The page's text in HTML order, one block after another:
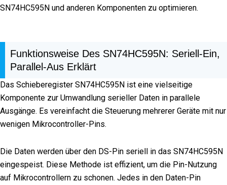
SN74HC595N und anderen Komponenten zu optimieren.
Funktionsweise Des SN74HC595N: Seriell-Ein,
Parallel-Aus Erklärt
Das Schieberegister SN74HC595N ist eine vielseitige
Komponente zur Umwandlung serieller Daten in parallele
Ausgänge. Es vereinfacht die Steuerung mehrerer Geräte mit nur
wenigen Mikrocontroller-Pins.
Die Daten werden über den DS-Pin seriell in das SN74HC595N
eingespeist. Diese Methode ist effizient, um die Pin-Nutzung
auf Mikrocontrollern zu schonen. Jedes in den Daten-Pin